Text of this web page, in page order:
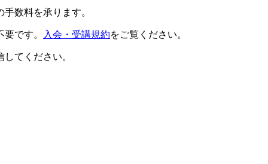
数料を承ります。
です。 入会・受講規約をご覧ください。
てください。